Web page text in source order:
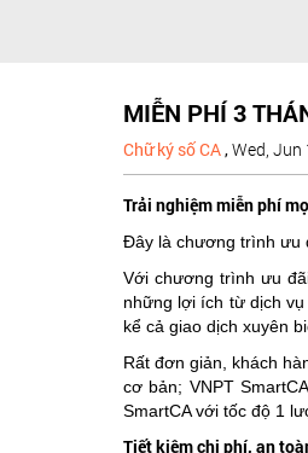
MIỄN PHÍ 3
Chữ ký số CA,Wed, Jun
Trải nghiệm miễn phí
Đây là chương trình ưu
Với chương trình ưu
những lợi ích từ dịch
kể cả giao dịch xuyên
Rất đơn giản, khách
cơ bản; VNPT
SmartCA với tốc độ 1
Tiết kiệm chi phí, an